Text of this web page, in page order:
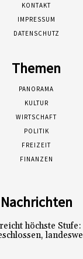
KONTAKT
IMPRESSUM
DATENSCHUTZ
Themen
PANORAMA
KULTUR
WIRTSCHAFT
POLITIK
FREIZEIT
FINANZEN
Nachrichten
höchste Stufe: